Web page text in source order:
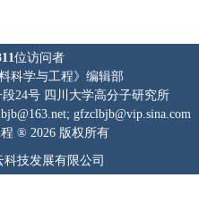
位访问者
科学与工程》编辑部
24号 四川大学高分子研究所
gfzclbjb@vip.sina.com
® 2026 版权所有
技发展有限公司